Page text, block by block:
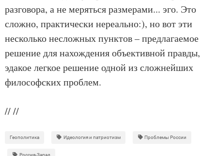
разговора, а не меряться размерами... эго. Это
сложно, практически нереально:), но вот эти
несколько несложных пунктов – предлагаемое
решение для нахождения объективной правды,
эдакое легкое решение одной из сложнейших
философских проблем.
////
Геополитика Идеология и патриотизм Проблемы России
Россия-Запад